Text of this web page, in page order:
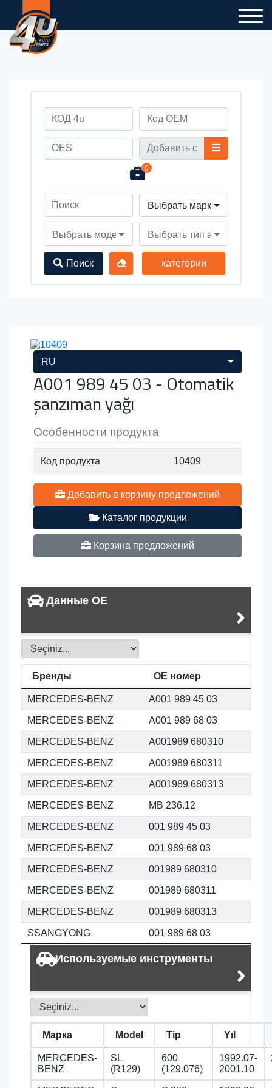
0
Выбрать марку
Выбрать модель автомобиляВыбрать тип автомобиля
Поиск категории
RU
A001 989 45 03 - Otomatik
şanzıman yağı
Особенности продукта
Код продукта 10409
Добавить в корзину предложений
Каталог продукции
Корзина предложений
Данные OE
Бренды OE номер
MERCEDES-BENZ A001 989 45 03
MERCEDES-BENZ A001 989 68 03
MERCEDES-BENZ A001989 680310
MERCEDES-BENZ A001989 680311
MERCEDES-BENZ A001989 680313
MERCEDES-BENZ MB 236.12
MERCEDES-BENZ 001 989 45 03
MERCEDES-BENZ 001 989 68 03
MERCEDES-BENZ 001989 680310
MERCEDES-BENZ 001989 680311
MERCEDES-BENZ 001989 680313
SSANGYONG 001 989 68 03
Используемые инструменты
Марка Model Tip Yıl
MERCEDES-
BENZ
SL
(R129)
600
(129.076)
1992.07-
2001.10